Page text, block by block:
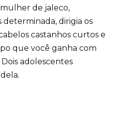
de jaleco,
determinada, dirigia os
castanhos curtos e
que você ganha com
adolescentes